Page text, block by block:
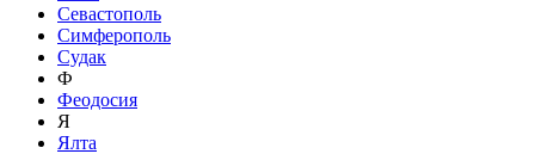
Севастополь
Симферополь
Судак
Ф
Феодосия
Я
Ялта